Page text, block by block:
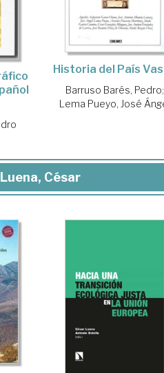
Historia del País
Barruso Barés, Pedro;
Lema Pueyo, José
César